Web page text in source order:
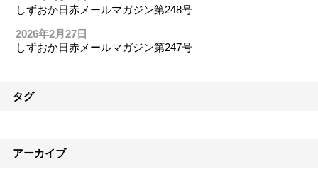
しずおか日赤メールマガジン第248号
2026年2月27日
しずおか日赤メールマガジン第247号
タグ
アーカイブ